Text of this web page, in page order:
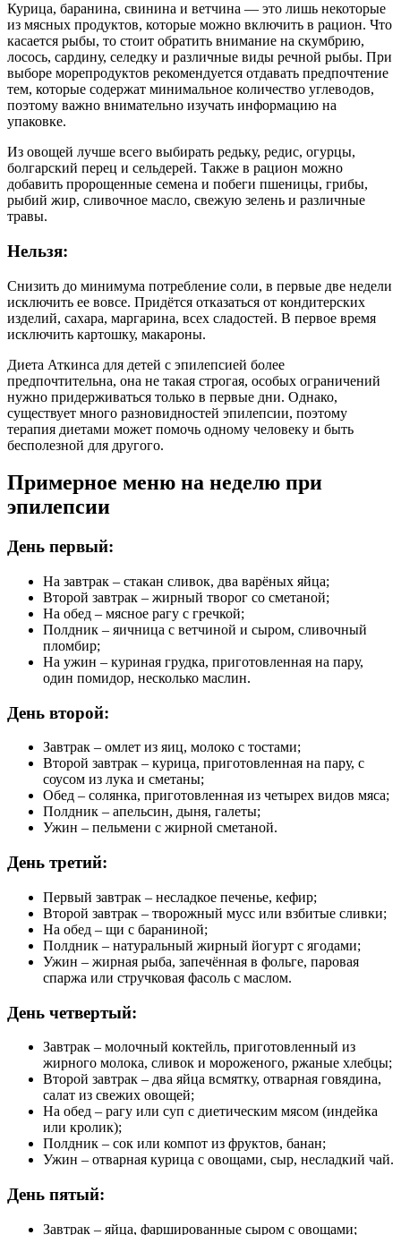
Курица, баранина, свинина и ветчина — это лишь некоторые
из мясных продуктов, которые можно включить в рацион. Что
касается рыбы, то стоит обратить внимание на скумбрию,
лосось, сардину, селедку и различные виды речной рыбы. При
выборе морепродуктов рекомендуется отдавать предпочтение
тем, которые содержат минимальное количество углеводов,
поэтому важно внимательно изучать информацию на
упаковке.
Из овощей лучше всего выбирать редьку, редис, огурцы,
болгарский перец и сельдерей. Также в рацион можно
добавить пророщенные семена и побеги пшеницы, грибы,
рыбий жир, сливочное масло, свежую зелень и различные
травы.
Нельзя:
Снизить до минимума потребление соли, в первые две недели
исключить ее вовсе. Придётся отказаться от кондитерских
изделий, сахара, маргарина, всех сладостей. В первое время
исключить картошку, макароны.
Диета Аткинса для детей с эпилепсией более
предпочтительна, она не такая строгая, особых ограничений
нужно придерживаться только в первые дни. Однако,
существует много разновидностей эпилепсии, поэтому
терапия диетами может помочь одному человеку и быть
бесполезной для другого.
Примерное меню на неделю при
эпилепсии
День первый:
На завтрак – стакан сливок, два варёных яйца;
Второй завтрак – жирный творог со сметаной;
На обед – мясное рагу с гречкой;
Полдник – яичница с ветчиной и сыром, сливочный
пломбир;
На ужин – куриная грудка, приготовленная на пару,
один помидор, несколько маслин.
День второй:
Завтрак – омлет из яиц, молоко с тостами;
Второй завтрак – курица, приготовленная на пару, с
соусом из лука и сметаны;
Обед – солянка, приготовленная из четырех видов мяса;
Полдник – апельсин, дыня, галеты;
Ужин – пельмени с жирной сметаной.
День третий:
Первый завтрак – несладкое печенье, кефир;
Второй завтрак – творожный мусс или взбитые сливки;
На обед – щи с бараниной;
Полдник – натуральный жирный йогурт с ягодами;
Ужин – жирная рыба, запечённая в фольге, паровая
спаржа или стручковая фасоль с маслом.
День четвертый:
Завтрак – молочный коктейль, приготовленный из
жирного молока, сливок и мороженого, ржаные хлебцы;
Второй завтрак – два яйца всмятку, отварная говядина,
салат из свежих овощей;
На обед – рагу или суп с диетическим мясом (индейка
или кролик);
Полдник – сок или компот из фруктов, банан;
Ужин – отварная курица с овощами, сыр, несладкий чай.
День пятый:
Завтрак – яйца, фаршированные сыром с овощами;